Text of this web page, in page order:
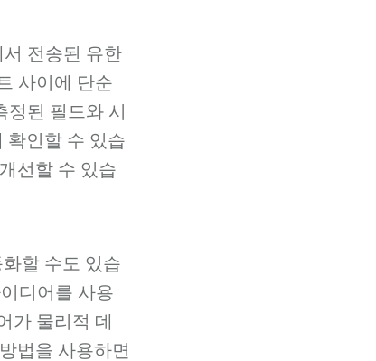
전송된 유한
사이에 단순
정된 필드와 시
확인할 수 있습
선할 수 있습
할 수도 있습
디어를 사용
가 물리적 데
법을 사용하면